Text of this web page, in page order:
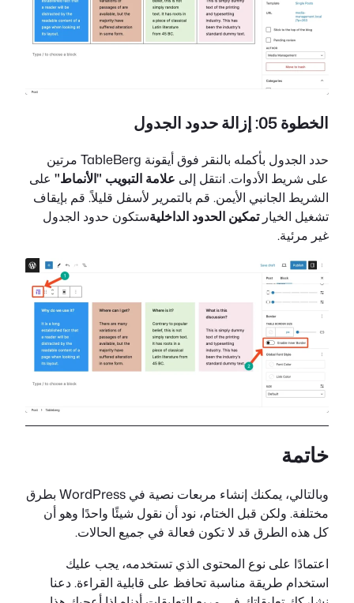
الخطوة 05: إزالة حدود الجدول
حدد الجدول بأكمله بالنقر فوق أيقونة TableBerg مرتين
على شريط الأدوات. انتقل إلى علامة التبويب "الأنماط" على
الشريط الجانبي الأيمن. قم بالتمرير لأسفل قليلاً. قم بإيقاف
تشغيل الخيارتمكين الحدود الداخليةستكون حدود الجدول
غير مرئية.
خاتمة
وبالتالي، يمكنك إنشاء مربعات نصية في WordPress بطرق
مختلفة. ولكن قبل الختام، نود أن نقول شيئًا واحدًا وهو أن
كل هذه الطرق قد لا تكون فعالة في جميع الحالات.
اعتمادًا على نوع المحتوى الذي تستخدمه، يجب عليك
استخدام طريقة مناسبة تحافظ على قابلية القراءة. دعنا